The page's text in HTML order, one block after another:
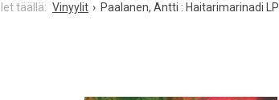
Vinyylit Paalanen, Antti : Haitarimarinadi LP